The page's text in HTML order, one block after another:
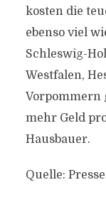
kosten die
ebenso viel
Schleswig-
Westfalen,
Vorpommern
mehr Geld
Hausbauer.
Quelle: